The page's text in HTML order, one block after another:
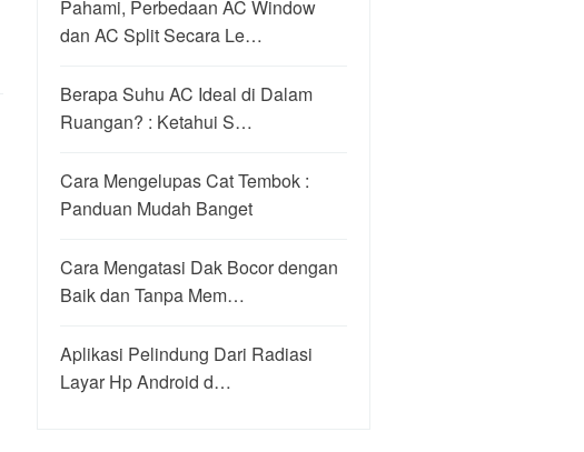
Pahami, Perbedaan AC Window
dan AC Split Secara Le…
Berapa Suhu AC Ideal di Dalam
Ruangan? : Ketahui S…
Cara Mengelupas Cat Tembok :
Panduan Mudah Banget
Cara Mengatasi Dak Bocor dengan
Baik dan Tanpa Mem…
Aplikasi Pelindung Dari Radiasi
Layar Hp Android d…